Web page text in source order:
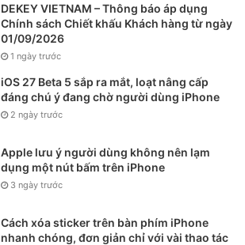
DEKEY VIETNAM – Thông báo áp dụng
Chính sách Chiết khấu Khách hàng từ ngày
01/09/2026
1 ngày trước
iOS 27 Beta 5 sắp ra mắt, loạt nâng cấp
đáng chú ý đang chờ người dùng iPhone
2 ngày trước
Apple lưu ý người dùng không nên lạm
dụng một nút bấm trên iPhone
3 ngày trước
Cách xóa sticker trên bàn phím iPhone
nhanh chóng, đơn giản chỉ với vài thao tác